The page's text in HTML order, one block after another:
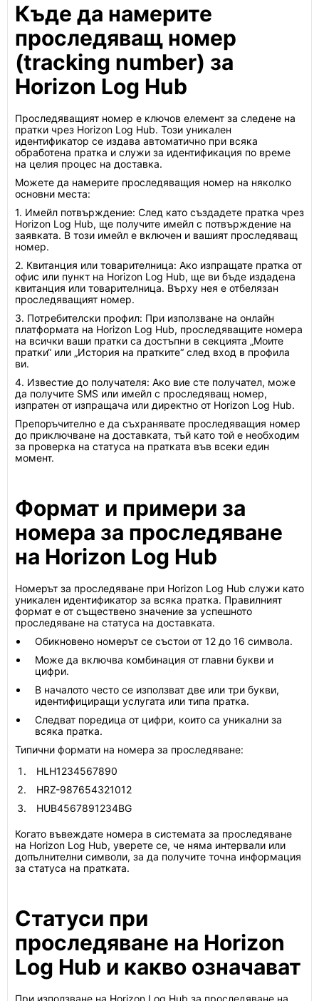
Къде да намерите
проследяващ номер
(tracking number) за
Horizon Log Hub
Проследяващият номер е ключов елемент за следене на
пратки чрез Horizon Log Hub. Този уникален
идентификатор се издава автоматично при всяка
обработена пратка и служи за идентификация по време
на целия процес на доставка.
Можете да намерите проследяващия номер на няколко
основни места:
1. Имейл потвърждение: След като създадете пратка чрез
Horizon Log Hub, ще получите имейл с потвърждение на
заявката. В този имейл е включен и вашият проследяващ
номер.
2. Квитанция или товарителница: Ако изпращате пратка от
офис или пункт на Horizon Log Hub, ще ви бъде издадена
квитанция или товарителница. Върху нея е отбелязан
проследяващият номер.
3. Потребителски профил: При използване на онлайн
платформата на Horizon Log Hub, проследяващите номера
на всички ваши пратки са достъпни в секцията „Моите
пратки“ или „История на пратките“ след вход в профила
ви.
4. Известие до получателя: Ако вие сте получател, може
да получите SMS или имейл с проследяващ номер,
изпратен от изпращача или директно от Horizon Log Hub.
Препоръчително е да съхранявате проследяващия номер
до приключване на доставката, тъй като той е необходим
за проверка на статуса на пратката във всеки един
момент.
Формат и примери за
номера за проследяване
на Horizon Log Hub
Номерът за проследяване при Horizon Log Hub служи като
уникален идентификатор за всяка пратка. Правилният
формат е от съществено значение за успешното
проследяване на статуса на доставката.
Обикновено номерът се състои от 12 до 16 символа.
Може да включва комбинация от главни букви и
цифри.
В началото често се използват две или три букви,
идентифициращи услугата или типа пратка.
Следват поредица от цифри, които са уникални за
всяка пратка.
Типични формати на номера за проследяване:
HLH1234567890
HRZ-987654321012
HUB4567891234BG
Когато въвеждате номера в системата за проследяване
на Horizon Log Hub, уверете се, че няма интервали или
допълнителни символи, за да получите точна информация
за статуса на пратката.
Статуси при
проследяване на Horizon
Log Hub и какво означават
При използване на Horizon Log Hub за проследяване на